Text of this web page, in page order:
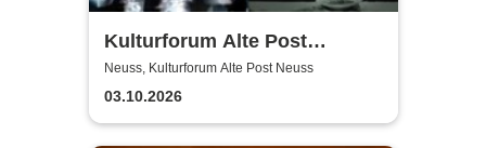
Kulturforum Alte Post
presents: Layers Respond
Neuss, Kulturforum Alte Post Neuss
03.10.2026